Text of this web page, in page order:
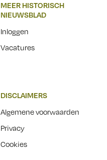
MEER HISTORISCH
NIEUWSBLAD
Inloggen
Vacatures
DISCLAIMERS
Algemene voorwaarden
Privacy
Cookies